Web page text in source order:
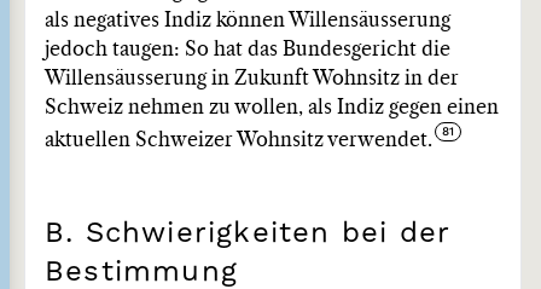
als negatives Indiz können Willensäusserung
jedoch taugen: So hat das Bundesgericht die
Willensäusserung in Zukunft Wohnsitz in der
Schweiz nehmen zu wollen, als Indiz gegen einen
aktuellen Schweizer Wohnsitz verwendet.
B. Schwierigkeiten bei der
Bestimmung